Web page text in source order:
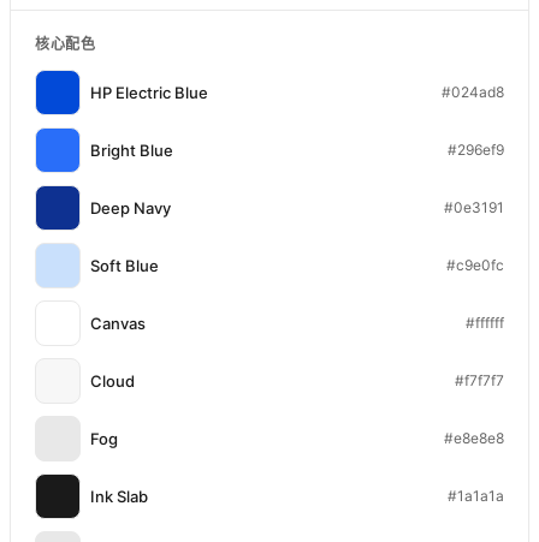
核心配色
HP Electric Blue #024ad8
Bright Blue #296ef9
Deep Navy #0e3191
Soft Blue #c9e0fc
Canvas #ffffff
Cloud #f7f7f7
Fog #e8e8e8
Ink Slab #1a1a1a